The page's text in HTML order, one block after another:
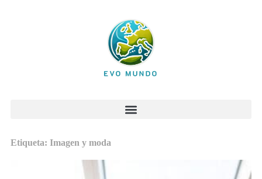
Etiqueta: Imagen y moda